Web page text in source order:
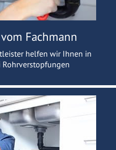
Fachmann
helfen wir Ihnen in